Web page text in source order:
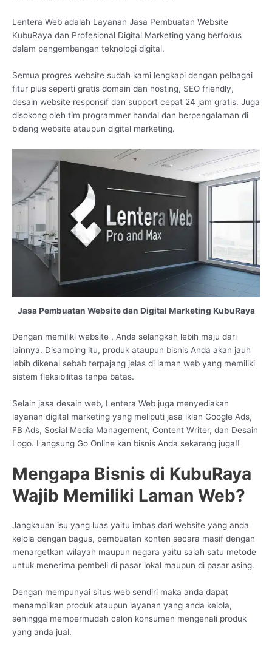
Lentera Web adalah Layanan Jasa Pembuatan Website
KubuRaya dan Profesional Digital Marketing yang berfokus
dalam pengembangan teknologi digital.
Semua progres website sudah kami lengkapi dengan pelbagai
fitur plus seperti gratis domain dan hosting, SEO friendly,
desain website responsif dan support cepat 24 jam gratis. Juga
disokong oleh tim programmer handal dan berpengalaman di
bidang website ataupun digital marketing.
Jasa Pembuatan Website dan Digital Marketing KubuRaya
Dengan memiliki website , Anda selangkah lebih maju dari
lainnya. Disamping itu, produk ataupun bisnis Anda akan jauh
lebih dikenal sebab terpajang jelas di laman web yang memiliki
sistem fleksibilitas tanpa batas.
Selain jasa desain web, Lentera Web juga menyediakan
layanan digital marketing yang meliputi jasa iklan Google Ads,
FB Ads, Sosial Media Management, Content Writer, dan Desain
Logo. Langsung Go Online kan bisnis Anda sekarang juga!!
Mengapa Bisnis di KubuRaya
Wajib Memiliki Laman Web?
Jangkauan isu yang luas yaitu imbas dari website yang anda
kelola dengan bagus, pembuatan konten secara masif dengan
menargetkan wilayah maupun negara yaitu salah satu metode
untuk menerima pembeli di pasar lokal maupun di pasar asing.
Dengan mempunyai situs web sendiri maka anda dapat
menampilkan produk ataupun layanan yang anda kelola,
sehingga mempermudah calon konsumen mengenali produk
yang anda jual.